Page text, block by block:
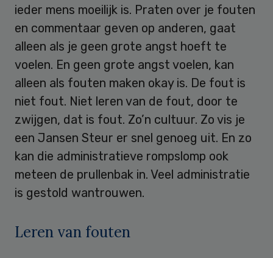
ieder mens moeilijk is. Praten over je fouten
en commentaar geven op anderen, gaat
alleen als je geen grote angst hoeft te
voelen. En geen grote angst voelen, kan
alleen als fouten maken okay is. De fout is
niet fout. Niet leren van de fout, door te
zwijgen, dat is fout. Zo’n cultuur. Zo vis je
een Jansen Steur er snel genoeg uit. En zo
kan die administratieve rompslomp ook
meteen de prullenbak in. Veel administratie
is gestold wantrouwen.
Leren van fouten